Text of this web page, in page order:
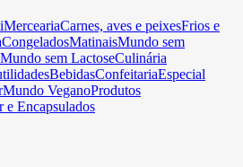
MerceariaCarnes, aves e peixesFrios e
CongeladosMatinaisMundo sem
Mundo sem LactoseCulinária
BebidasConfeitariaEspecial
Mundo VeganoProdutos
e Encapsulados